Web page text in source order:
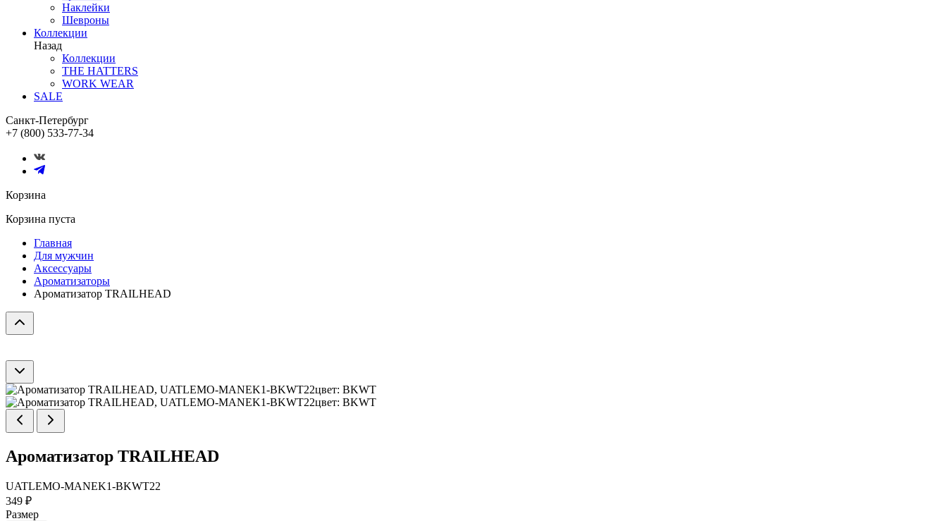
Наклейки
Шевроны
Коллекции
Назад
Коллекции
THE HATTERS
WORK WEAR
SALE
Санкт-Петербург
+7 (800) 533-77-34
Корзина
Корзина пуста
Главная
Для мужчин
Аксессуары
Ароматизаторы
Ароматизатор TRAILHEAD
Ароматизатор TRAILHEAD
UATLEMO-MANEK1-BKWT22
349 ₽
Размер